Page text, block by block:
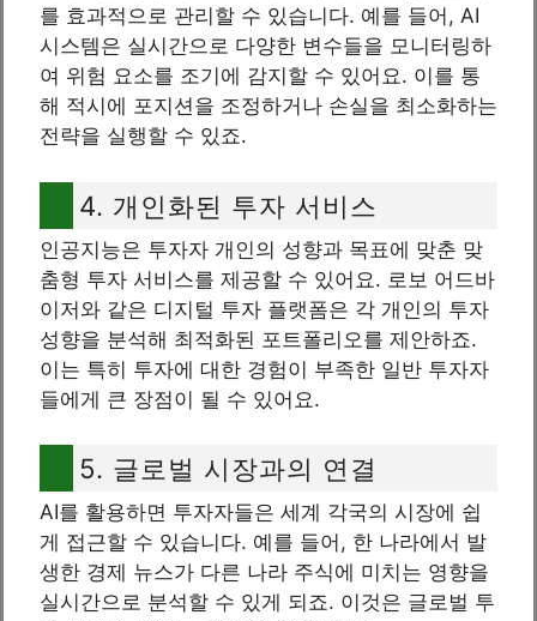
를 효과적으로 관리할 수 있습니다. 예를 들어, AI
시스템은 실시간으로 다양한 변수들을 모니터링하
여 위험 요소를 조기에 감지할 수 있어요. 이를 통
해 적시에 포지션을 조정하거나 손실을 최소화하는
전략을 실행할 수 있죠.
4. 개인화된 투자 서비스
인공지능은 투자자 개인의 성향과 목표에 맞춘 맞
춤형 투자 서비스를 제공할 수 있어요. 로보 어드바
이저와 같은 디지털 투자 플랫폼은 각 개인의 투자
성향을 분석해 최적화된 포트폴리오를 제안하죠.
이는 특히 투자에 대한 경험이 부족한 일반 투자자
들에게 큰 장점이 될 수 있어요.
5. 글로벌 시장과의 연결
AI를 활용하면 투자자들은 세계 각국의 시장에 쉽
게 접근할 수 있습니다. 예를 들어, 한 나라에서 발
생한 경제 뉴스가 다른 나라 주식에 미치는 영향을
실시간으로 분석할 수 있게 되죠. 이것은 글로벌 투